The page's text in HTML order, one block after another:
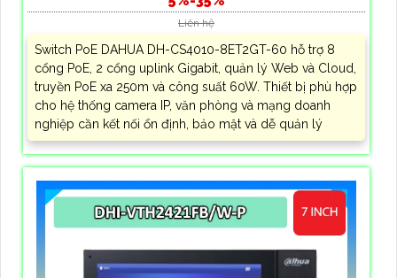
Liên hệ
Switch PoE DAHUA DH-CS4010-8ET2GT-60 hỗ trợ 8
cổng PoE, 2 cổng uplink Gigabit, quản lý Web và Cloud,
truyền PoE xa 250m và công suất 60W. Thiết bị phù hợp
cho hệ thống camera IP, văn phòng và mạng doanh
nghiệp cần kết nối ổn định, bảo mật và dễ quản lý